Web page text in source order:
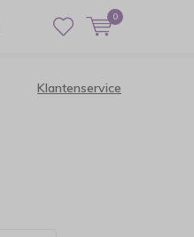
0
Klantenservice